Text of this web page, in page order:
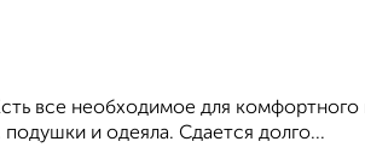
все необходимое для
и одеяла. Сдается долго...